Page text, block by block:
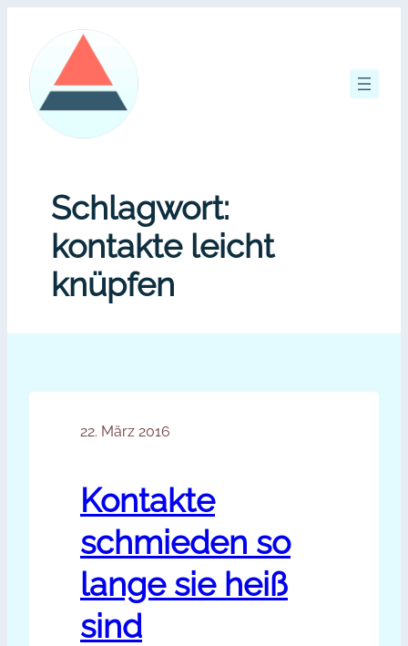
springen
Schlagwort:
kontakte leicht
knüpfen
22. März 2016
Kontakte
schmieden so
lange sie heiß
sind